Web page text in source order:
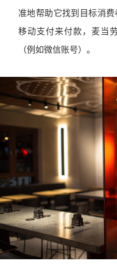
准地帮助它找到目标消
移动支付来付款，麦当
（例如微信账号）。